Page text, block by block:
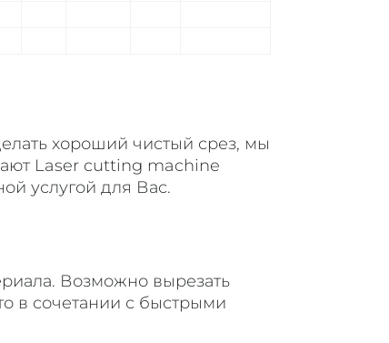
хороший чистый срез, мы
Laser cutting machine
услугой для Вас.
Возможно вырезать
в сочетании с быстрыми